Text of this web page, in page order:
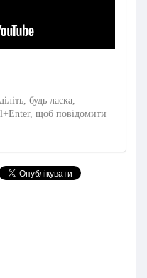
будь ласка,
щоб повідомити